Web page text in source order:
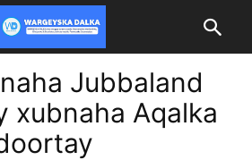
Jubbaland
xubnaha Aqalka